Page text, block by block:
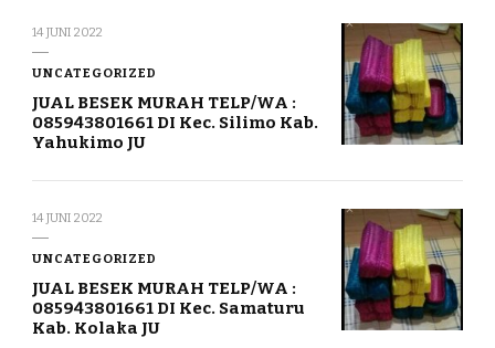
14 JUNI 2022
UNCATEGORIZED
JUAL BESEK MURAH TELP/WA :
085943801661 DI Kec. Silimo Kab.
Yahukimo JU
14 JUNI 2022
UNCATEGORIZED
JUAL BESEK MURAH TELP/WA :
085943801661 DI Kec. Samaturu
Kab. Kolaka JU